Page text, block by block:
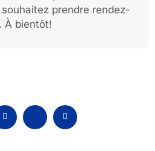
prendre rendez-
À bientôt!